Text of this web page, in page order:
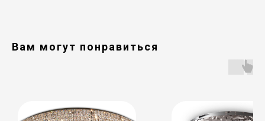
Вам могут понравиться